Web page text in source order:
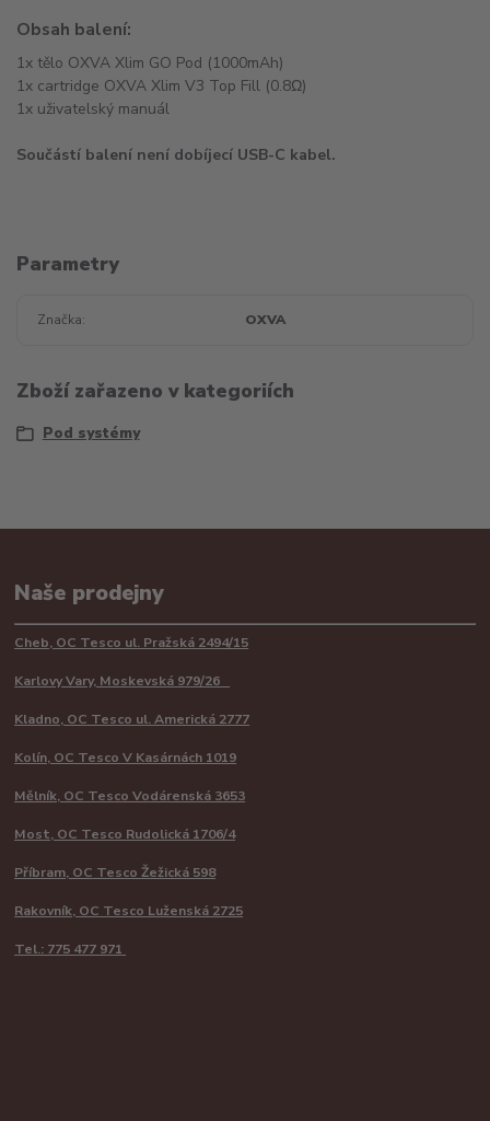
Obsah balení:
1x tělo OXVA Xlim GO Pod (1000mAh)
1x cartridge OXVA Xlim V3 Top Fill (0.8Ω)
1x uživatelský manuál
Součástí balení není dobíjecí USB-C kabel.
Parametry
Značka OXVA
Zboží zařazeno v kategoriích
Pod systémy
Naše prodejny
Cheb, OC Tesco ul. Pražská 2494/15
Karlovy Vary, Moskevská 979/26
Kladno, OC Tesco ul. Americká 2777
Kolín, OC Tesco V Kasárnách 1019
Mělník, OC Tesco Vodárenská 3653
Most, OC Tesco Rudolická 1706/4
Příbram, OC Tesco Žežická 598
Rakovník, OC Tesco Luženská 2725
Tel.: 775 477 971